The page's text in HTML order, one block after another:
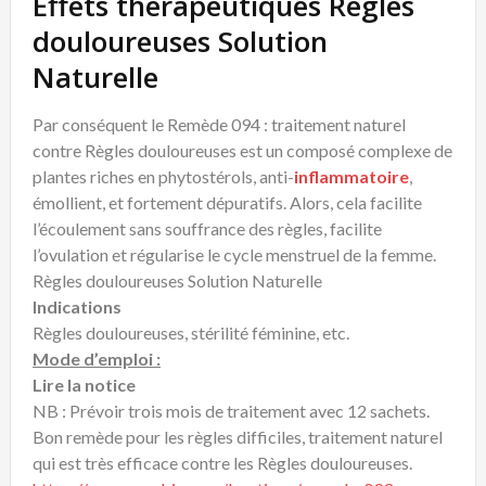
douloureuses Solution
Naturelle
Par conséquent le Remède 094 : traitement naturel
contre Règles douloureuses est un composé complexe de
plantes riches en phytostérols, anti-inflammatoire
émollient, et fortement dépuratifs. Alors, cela facilite
l’écoulement sans souffrance des règles, facilite
l’ovulation et régularise le cycle menstruel de la femme.
Règles douloureuses Solution Naturelle
Indications
Règles douloureuses, stérilité féminine, etc.
Mode d’emploi :
Lire la notice
NB : Prévoir trois mois de traitement avec 12 sachets.
Bon remède pour les règles difficiles, traitement naturel
qui est très efficace contre les Règles douloureuses.